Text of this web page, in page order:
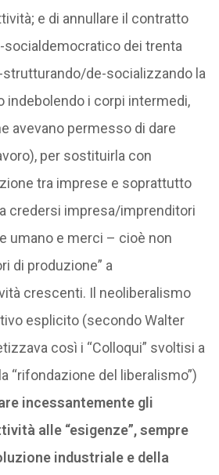
e di annullare il contratto
socialdemocratico dei trenta
strutturando/de-socializzando la
indebolendo i corpi intermedi,
avevano permesso di dare
per sostituirla con
tra imprese e soprattutto
credersi impresa/imprenditori
umano e merci – cioè non
di produzione” a
crescenti. Il neoliberalismo
esplicito (secondo Walter
così i “Colloqui” svoltisi a
“rifondazione del liberalismo”)
incessantemente gli
alle “esigenze”, sempre
industriale e della